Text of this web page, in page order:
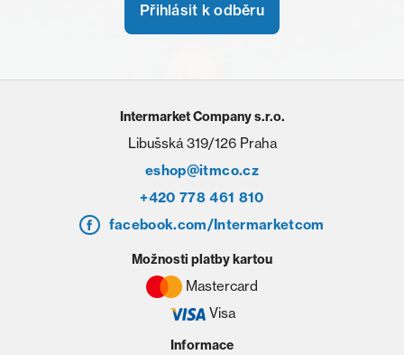
Přihlásit k odběru
Intermarket Company s.r.o.
Libušská 319/126 Praha
eshop@itmco.cz
+420 778 461 810
facebook.com/Intermarketcom
Informace
Možnosti platby kartou
Mastercard
Visa